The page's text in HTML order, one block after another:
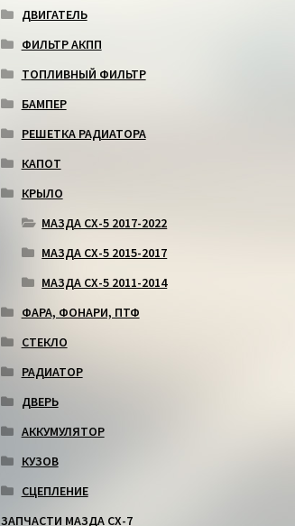
ДВИГАТЕЛЬ
ФИЛЬТР АКПП
ТОПЛИВНЫЙ ФИЛЬТР
БАМПЕР
РЕШЕТКА РАДИАТОРА
КАПОТ
КРЫЛО
МАЗДА СХ-5 2017-2022
МАЗДА СХ-5 2015-2017
МАЗДА СХ-5 2011-2014
ФАРА, ФОНАРИ, ПТФ
СТЕКЛО
РАДИАТОР
ДВЕРЬ
АККУМУЛЯТОР
КУЗОВ
СЦЕПЛЕНИЕ
ЗАПЧАСТИ МАЗДА СХ-7